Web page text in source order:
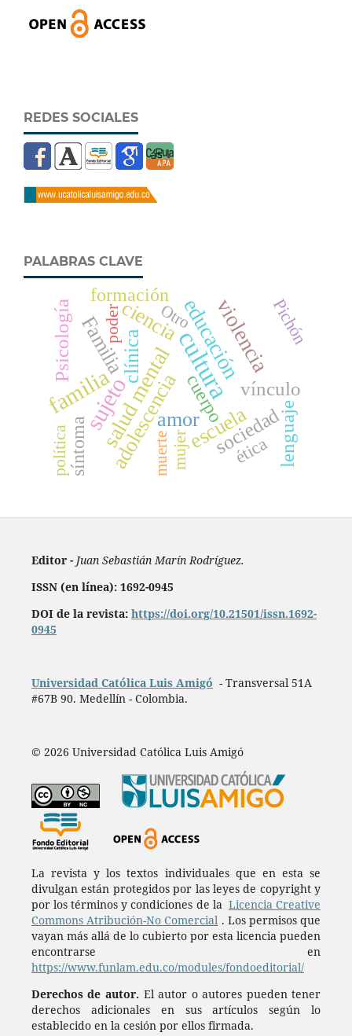
REDES SOCIALES
PALABRAS CLAVE
cultura
sujeto
familiasalud mental
educación
violencia
adolescencia
clínica
amorescuela
ciencia
Familia
sociedadlenguaje
Psicología
vínculo
síntoma
formación
cuerpo
mujer ética
Pichón
poder
política muerte
Otro
Editor - Juan Sebastián Marín Rodríguez.
ISSN (en línea): 1692-0945
DOI de la revista: https://doi.org/10.21501/issn.1692-
0945
Universidad Católica Luis Amigó - Transversal 51A
#67B 90. Medellín - Colombia.
© 2026 Universidad Católica Luis Amigó
La revista y los textos individuales que en esta se
divulgan están protegidos por las leyes de copyright y
por los términos y condiciones de la Licencia Creative
Commons Atribución-No Comercial . Los permisos que
vayan más allá de lo cubierto por esta licencia pueden
encontrarse en
https://www.funlam.edu.co/modules/fondoeditorial/
Derechos de autor. El autor o autores pueden tener
derechos adicionales en sus artículos según lo
establecido en la cesión por ellos firmada.